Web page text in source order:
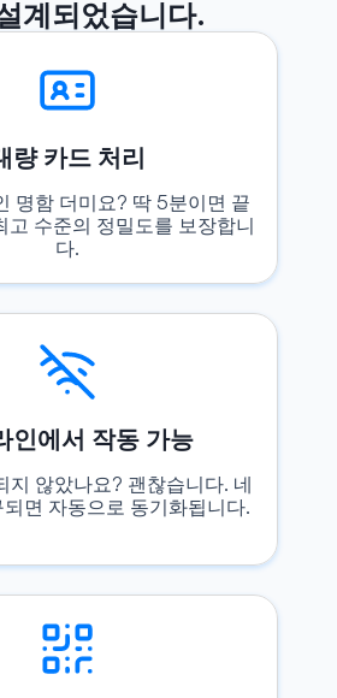
계되었습니다.
량 카드 처리
명함 더미요? 딱 5분이면 끝
고 수준의 정밀도를 보장합니
다.
인에서 작동 가능
지 않았나요? 괜찮습니다. 네
면 자동으로 동기화됩니다.